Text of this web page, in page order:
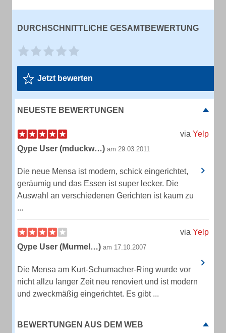
DURCHSCHNITTLICHE GESAMTBEWERTUNG
Jetzt bewerten
NEUESTE BEWERTUNGEN
via Yelp
Qype User (mduckw…) am 29.03.2011
Die neue Mensa ist modern, schick eingerichtet,
geräumig und das Essen ist super lecker. Die
Auswahl an verschiedenen Gerichten ist kaum zu
...
via Yelp
Qype User (Murmel…) am 17.10.2007
Die Mensa am Kurt-Schumacher-Ring wurde vor
nicht allzu langer Zeit neu renoviert und ist modern
und zweckmäßig eingerichtet. Es gibt ...
BEWERTUNGEN AUS DEM WEB